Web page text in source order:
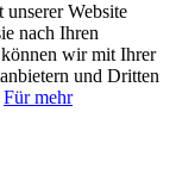
Website
nach Ihren
wir mit Ihrer
und Dritten
Für mehr